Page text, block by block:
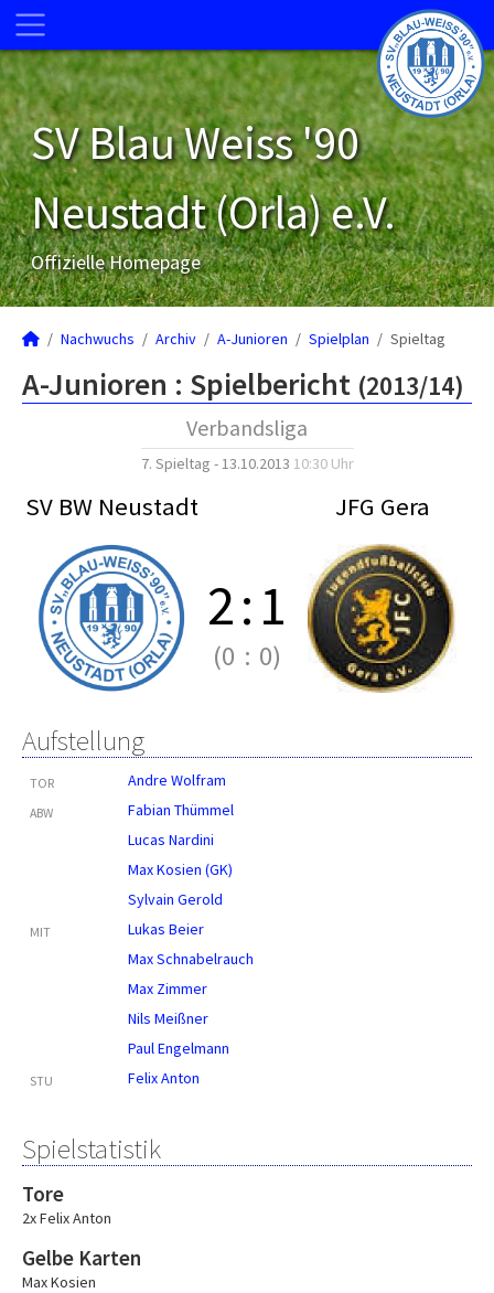
SV Blau Weiss '90
Neustadt (Orla) e.V.
Offizielle Homepage
Nachwuchs Archiv A-Junioren Spielplan Spieltag
A-Junioren : Spielbericht (2013/14)
Verbandsliga
7. Spieltag - 13.10.2013 10:30 Uhr
SV BW Neustadt JFG Gera
2:1
(0 : 0)
Aufstellung
TOR Andre Wolfram
ABW
Fabian Thümmel
Lucas Nardini
Max Kosien (GK)
Sylvain Gerold
MIT
Lukas Beier
Max Schnabelrauch
Max Zimmer
Nils Meißner
Paul Engelmann
STU Felix Anton
Spielstatistik
Tore
2x Felix Anton
Gelbe Karten
Max Kosien